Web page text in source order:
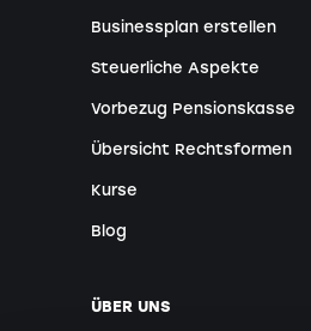
Businessplan erstellen
Steuerliche Aspekte
Vorbezug Pensionskasse
Übersicht Rechtsformen
Kurse
Blog
ÜBER UNS